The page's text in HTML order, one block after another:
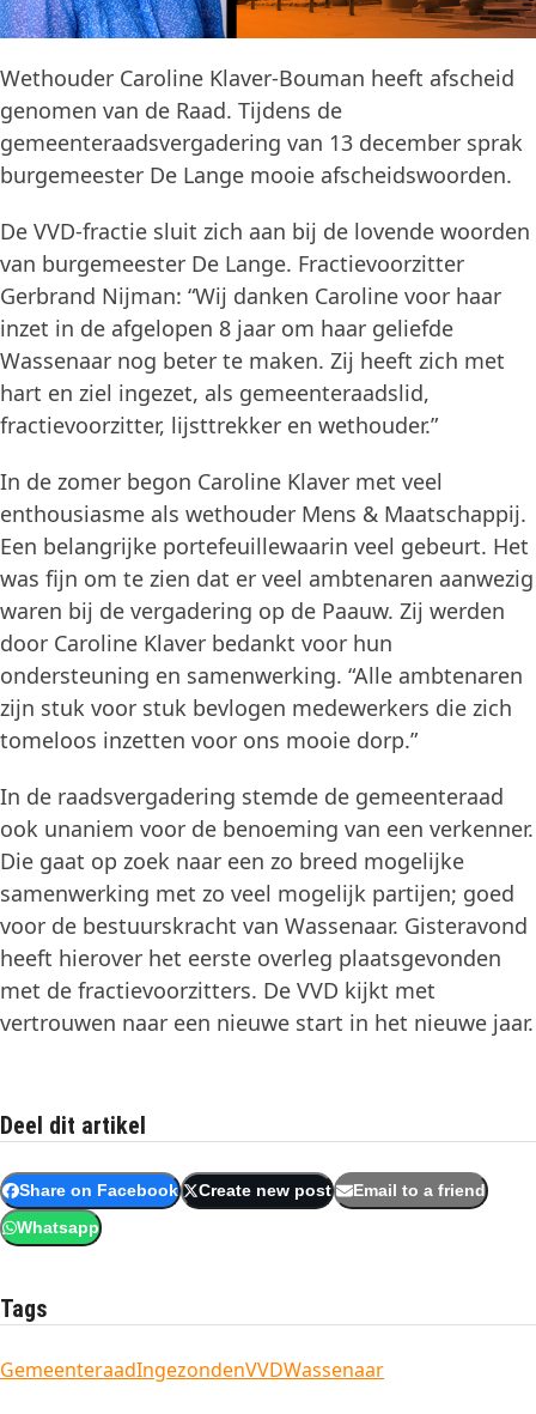
Wethouder Caroline Klaver-Bouman heeft afscheid
genomen van de Raad. Tijdens de
gemeenteraadsvergadering van 13 december sprak
burgemeester De Lange mooie afscheidswoorden.
De VVD-fractie sluit zich aan bij de lovende woorden
van burgemeester De Lange. Fractievoorzitter
Gerbrand Nijman: “Wij danken Caroline voor haar
inzet in de afgelopen 8 jaar om haar geliefde
Wassenaar nog beter te maken. Zij heeft zich met
hart en ziel ingezet, als gemeenteraadslid,
fractievoorzitter, lijsttrekker en wethouder.”
In de zomer begon Caroline Klaver met veel
enthousiasme als wethouder Mens & Maatschappij.
Een belangrijke portefeuillewaarin veel gebeurt. Het
was fijn om te zien dat er veel ambtenaren aanwezig
waren bij de vergadering op de Paauw. Zij werden
door Caroline Klaver bedankt voor hun
ondersteuning en samenwerking. “Alle ambtenaren
zijn stuk voor stuk bevlogen medewerkers die zich
tomeloos inzetten voor ons mooie dorp.”
In de raadsvergadering stemde de gemeenteraad
ook unaniem voor de benoeming van een verkenner.
Die gaat op zoek naar een zo breed mogelijke
samenwerking met zo veel mogelijk partijen; goed
voor de bestuurskracht van Wassenaar. Gisteravond
heeft hierover het eerste overleg plaatsgevonden
met de fractievoorzitters. De VVD kijkt met
vertrouwen naar een nieuwe start in het nieuwe jaar.
Deel dit artikel
Share on Facebook Create new post Email to a friend
Whatsapp
Tags
GemeenteraadIngezondenVVDWassenaar